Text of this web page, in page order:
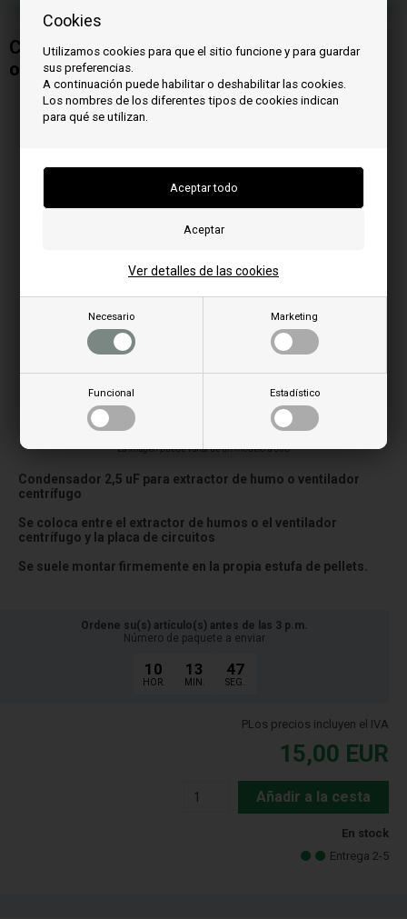
Cookies
Utilizamos cookies para que el sitio funcione y para guardar
sus preferencias.
A continuación puede habilitar o deshabilitar las cookies.
Los nombres de los diferentes tipos de cookies indican
para qué se utilizan.
Necesario Marketing
Funcional Estadístico
Ver detalles de las cookies
Condensador 2,5 uF para extractor de humo
o ventilador centrífugo
La imagen puede variar de un modelo a otro
Condensador 2,5 uF para extractor de humo o ventilador
centrífugo
Se coloca entre el extractor de humos o el ventilador
centrífugo y la placa de circuitos
Se suele montar firmemente en la propia estufa de pellets.
Ordene su(s) artículo(s) antes de las 3 p.m.
Número de paquete a enviar
10
HOR.
13
MIN.
47
SEG.
PLos precios incluyen el IVA
15,00 EUR
Añadir a la cesta
En stock
Entrega 2-5